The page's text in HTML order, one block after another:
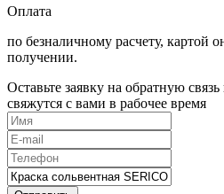
Оплата
по безналичному расчету, картой
получении.
Оставьте заявку на обратную
свяжутся с вами в рабочее время